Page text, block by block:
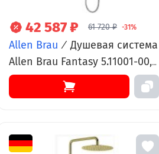
42 587 ₽ 61 720 ₽ -31%
Allen Brau / Душевая система
Allen Brau Fantasy 5.11001-00,
термостатическая, верхний и
ручной душ, хром